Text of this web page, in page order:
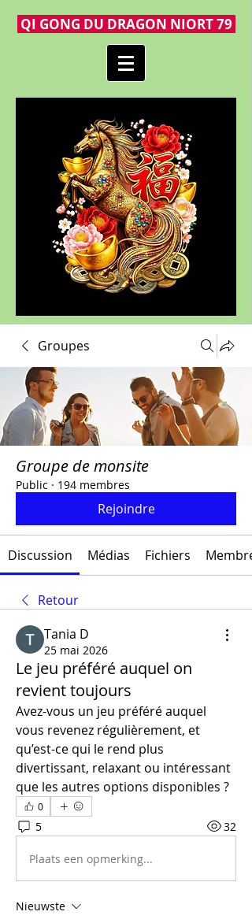
QI GONG DU DRAGON NIORT 79
Groupes
Groupe de monsite
Public · 194 membres
Rejoindre
Discussion Médias Fichiers
Retour
Тania D
25 mai 2026
Le jeu préféré auquel on
revient toujours
Avez-vous un jeu préféré auquel
vous revenez régulièrement, et
qu’est-ce qui le rend plus
divertissant, relaxant ou intéressant
que les autres options disponibles ?
0
5 32
Plaats een opmerking...
Nieuwste